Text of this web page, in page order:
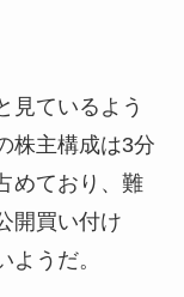
見ているよう
株主構成は3分
めており、難
開買い付け
ようだ。